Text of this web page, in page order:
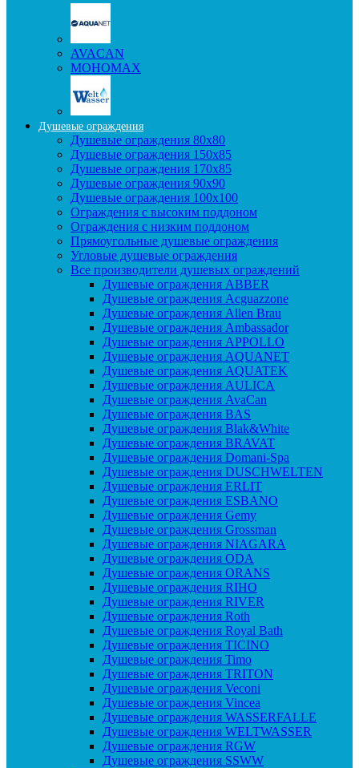
AVACAN
МОНОМАХ
Душевые ограждения
Душевые ограждения 80x80
Душевые ограждения 150x85
Душевые ограждения 170x85
Душевые ограждения 90x90
Душевые ограждения 100x100
Ограждения с высоким поддоном
Ограждения с низким поддоном
Прямоугольные душевые ограждения
Угловые душевые ограждения
Все производители душевых ограждений
Душевые ограждения ABBER
Душевые ограждения Acguazzone
Душевые ограждения Allen Brau
Душевые ограждения Ambassador
Душевые ограждения APPOLLO
Душевые ограждения AQUANET
Душевые ограждения AQUATEK
Душевые ограждения AULICA
Душевые ограждения AvaCan
Душевые ограждения BAS
Душевые ограждения Blak&White
Душевые ограждения BRAVAT
Душевые ограждения Domani-Spa
Душевые ограждения DUSCHWELTEN
Душевые ограждения ERLIT
Душевые ограждения ESBANO
Душевые ограждения Gemy
Душевые ограждения Grossman
Душевые ограждения NIAGARA
Душевые ограждения ODA
Душевые ограждения ORANS
Душевые ограждения RIHO
Душевые ограждения RIVER
Душевые ограждения Roth
Душевые ограждения Royal Bath
Душевые ограждения TICINO
Душевые ограждения Timo
Душевые ограждения TRITON
Душевые ограждения Veconi
Душевые ограждения Vincea
Душевые ограждения WASSERFALLE
Душевые ограждения WELTWASSER
Душевые ограждения RGW
Душевые ограждения SSWW